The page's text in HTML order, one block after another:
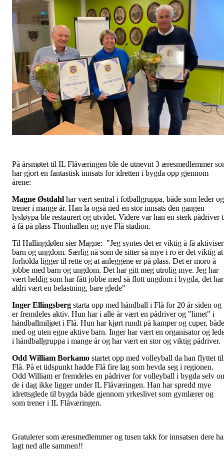
På årsmøtet til IL Flåværingen ble de utnevnt 3 æresmedlemmer
har gjort en fantastisk innsats for idretten i bygda opp gjennom
årene:
Magne Østdahl har vært sentral i fotballgruppa, både som leder og
trener i mange år. Han la også ned en stor innsats den gangen
lysløypa ble restaurert og utvidet. Videre var han en sterk pådriver
å få på plass Thonhallen og nye Flå stadion.
Til Hallingdølen sier Magne: "Jeg syntes det er viktig å få
barn og ungdom. Særlig nå som de sitter så mye i ro er det viktig at
forholda ligger til rette og at anleggene er på plass. Det er moro å
jobbe med barn og ungdom. Det har gitt meg utrolig mye. Jeg har
vært heldig som har fått jobbe med så flott ungdom i bygda, det har
aldri vært en belastning, bare glede"
Inger Ellingsberg starta opp med håndball i Flå for 20 år siden og
er fremdeles aktiv. Hun har i alle år vært en pådriver og "limet" i
håndballmiljøet i Flå. Hun har kjørt rundt på kamper og cuper, både
med og uten egne aktive barn. Inger har vært en organisator og
i håndballgruppa i mange år og har vært en stor og viktig pådriver.
Odd William Borkamo startet opp med volleyball da han flyttet til
Flå. På et tidspunkt hadde Flå fire lag som hevda seg i regionen.
Odd William er fremdeles en pådriver for volleyball i bygda selv
de i dag ikke ligger under IL Flåværingen. Han har spredd mye
idrettsglede til bygda både gjennom yrkeslivet som gymlærer og
som trener i IL Flåværingen.
Gratulerer som æresmedlemmer og tusen takk for innsatsen dere
lagt ned alle sammen!!